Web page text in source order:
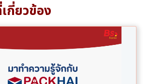
กี่ยวข้อง